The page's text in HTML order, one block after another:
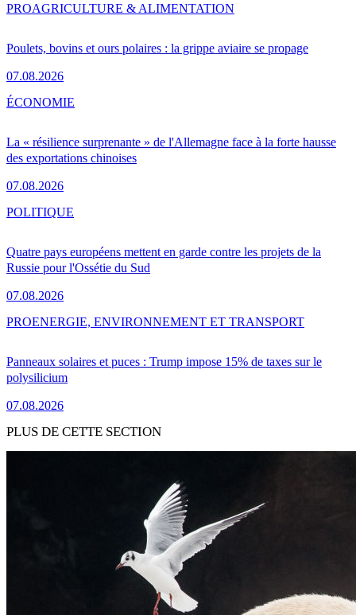
Poulets, bovins et ours polaires : la grippe aviaire se propage
07.08.2026
PROAGRICULTURE & ALIMENTATION
La « résilience surprenante » de l'Allemagne face à la forte hausse
des exportations chinoises
07.08.2026
ÉCONOMIE
Quatre pays européens mettent en garde contre les projets de la
Russie pour l'Ossétie du Sud
07.08.2026
POLITIQUE
Panneaux solaires et puces : Trump impose 15% de taxes sur le
polysilicium
07.08.2026
PROENERGIE, ENVIRONNEMENT ET TRANSPORT
PLUS DE CETTE SECTION